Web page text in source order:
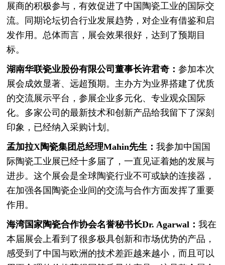
展商的积极参与，有效促进了中国陶瓷工业的国际交
流。同期论坛切合行业发展趋势，对企业有借鉴和启
发作用。总体而言，展会效果很好，达到了预期目
标。
湖南华联瓷业股份有限公司董事长许君奇：参加本次
展会成效显著、远超预期。主办方为业界搭建了优质
的交流展示平台，参展企业多元化、专业观众国际
化。多家公司的最新技术和创新产品给我留下了深刻
印象，已经纳入采购计划。
孟加拉X陶瓷集团总经理Mahin先生：我参加中国国
际陶瓷工业展已经十多届了，一直见证着她的发展与
进步。这个展会是全球陶瓷行业不可或缺的连接器，
在加强各国陶瓷企业间的交流与合作方面发挥了重要
作用。
海湾国家陶瓷合作协会名誉秘书长Dr. Agarwal：我在
本届展会上看到了很多极具创新和市场优势的产品，
感受到了中国与欧洲的技术差距越来越小，而且可以